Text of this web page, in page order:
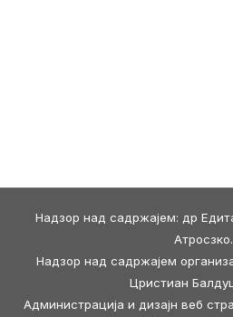
Надзор над садржајем: др
Атросзко.
Надзор над садржајем
Цристиан
Администрација и дизајн веб